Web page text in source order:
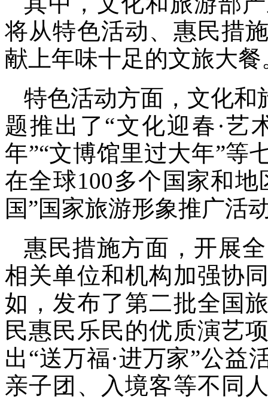
将从特色活动、惠民措
献上年味十足的文旅大餐
特色活动方面，文化和
题推出了“文化迎春·艺
年”“文博馆里过大年”等
在全球100多个国家和
国”国家旅游形象推广活
惠民措施方面，开展
相关单位和机构加强协
如，发布了第二批全国
民惠民乐民的优质演艺
出“送万福·进万家”公益
亲子团、入境客等不同